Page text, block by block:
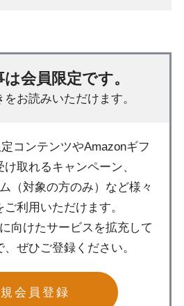
会員限定です。
お読みいただけます。
コンテンツやAmazonギフ
け取れるキャンペーン、
（対象の方のみ）など様々
利用いただけます。
向けたサービスを拡充して
ぜひご登録ください。
会員登録